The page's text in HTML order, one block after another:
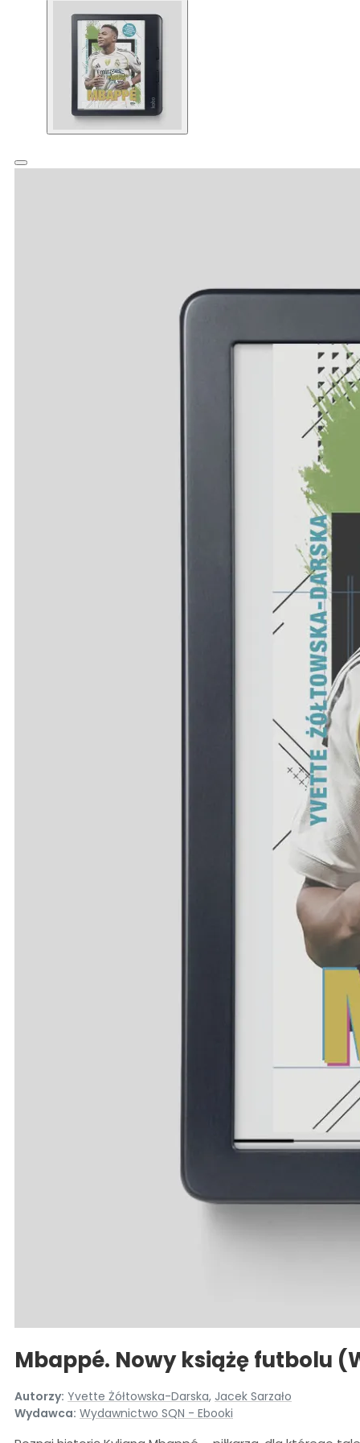
Mbappé. Nowy książę futbolu
Autorzy: Yvette Żółtowska-Darska, Jacek Sarzało
Wydawca: Wydawnictwo SQN - Ebooki